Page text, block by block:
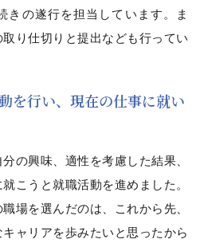
きの遂行を担当しています。ま
り仕切りと提出なども行ってい
を行い、現在の仕事に就い
の興味、適性を考慮した結果、
こうと就職活動を進めました。
場を選んだのは、これから先、
ャリアを歩みたいと思ったから